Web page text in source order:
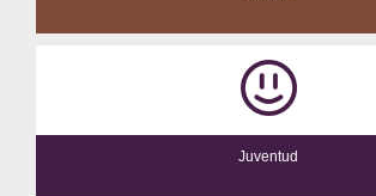
Juventud